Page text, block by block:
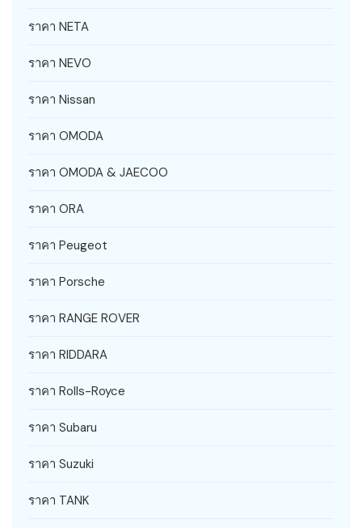
ราคา NETA
ราคา NEVO
ราคา Nissan
ราคา OMODA
ราคา OMODA & JAECOO
ราคา ORA
ราคา Peugeot
ราคา Porsche
ราคา RANGE ROVER
ราคา RIDDARA
ราคา Rolls-Royce
ราคา Subaru
ราคา Suzuki
ราคา TANK